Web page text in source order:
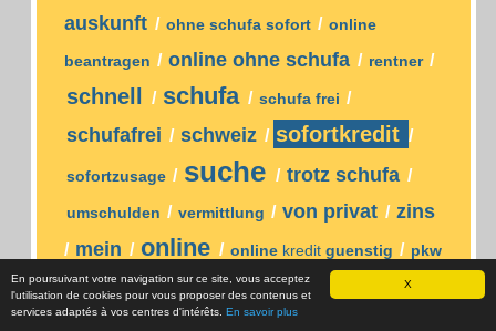
X
En poursuivant votre navigation sur ce site, vous acceptez
l'utilisation de cookies pour vous proposer des contenus et
services adaptés à vos centres d'intérêts. En savoir plus
auskunft / ohne schufa sofort / online
beantragen / online ohne schufa / rentner /
schnell / schufa / schufa frei /
schufafrei / schweiz / sofortkredit /
sofortzusage / suche / trotz schufa /
umschulden / vermittlung / von privat / zins
/ mein / online / online kredit guenstig / pkw
/schufafreier / schweizer kredit
ohne schufa umschuldung